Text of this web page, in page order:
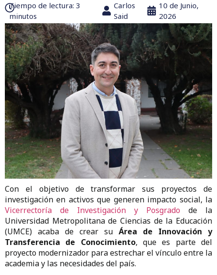
Tiempo de lectura:‎ 3
minutos
Carlos
Said
10 de Junio,
2026
Con el objetivo de transformar sus proyectos de
investigación en activos que generen impacto social, la
Vicerrectoría de Investigación y Posgrado de la
Universidad Metropolitana de Ciencias de la Educación
(UMCE) acaba de crear su Área de Innovación y
Transferencia de Conocimiento, que es parte del
proyecto modernizador para estrechar el vínculo entre la
academia y las necesidades del país.